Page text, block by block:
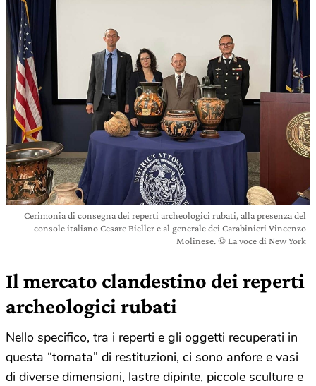
Cerimonia di consegna dei reperti archeologici rubati, alla presenza del
console italiano Cesare Bieller e al generale dei Carabinieri Vincenzo
Molinese. © La voce di New York
Il mercato clandestino dei reperti
archeologici rubati
Nello specifico, tra i reperti e gli oggetti recuperati in
questa “tornata” di restituzioni, ci sono anfore e vasi
di diverse dimensioni, lastre dipinte, piccole sculture e